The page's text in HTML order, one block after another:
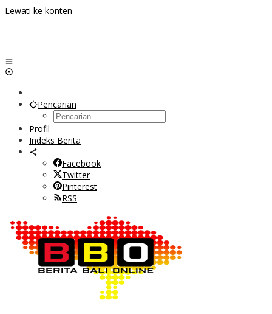
Lewati ke konten
Pencarian
Profil
Indeks Berita
Facebook
Twitter
Pinterest
RSS